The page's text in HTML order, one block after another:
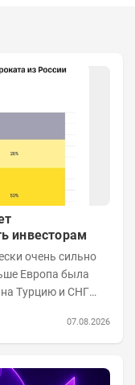
инвесторам
очень сильно
Европа была
Турцию и СНГ
07.08.2026